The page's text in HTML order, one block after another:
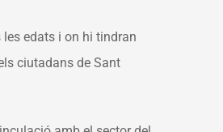
les edats i on hi tindran
ciutadans de Sant